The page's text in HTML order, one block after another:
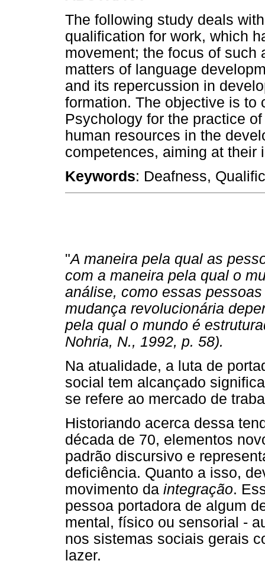
The following study deals
qualification for work, which
movement; the focus of such
matters of language
and its repercussion in
formation. The objective is to
Psychology for the practice
human resources in the
competences, aiming at their
Keywords: Deafness,
"A maneira pela qual as
com a maneira pela qual o
análise, como essas
mudança revolucionária
pela qual o mundo é
Nohria, N., 1992, p. 58).
Na atualidade, a luta de
social tem alcançado
se refere ao mercado de
Historiando acerca dessa
década de 70, elementos
padrão discursivo e
deficiência. Quanto a isso,
movimento da integração.
pessoa portadora de algum
mental, físico ou sensorial -
nos sistemas sociais gerais
lazer.